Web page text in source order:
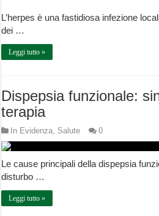
L’herpes è una fastidiosa infezione
dei …
Leggi tutto »
Dispepsia funzionale:
terapia
In Evidenza, Salute 0
Le cause principali della dispepsia
disturbo …
Leggi tutto »